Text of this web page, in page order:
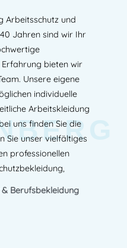
Arbeitsschutz und
Jahren sind wir Ihr
bieten wir
Unsere eigene
individuelle
Arbeitskleidung
uns finden Sie die
Sie unser vielfältiges
professionellen
Berufsbekleidung